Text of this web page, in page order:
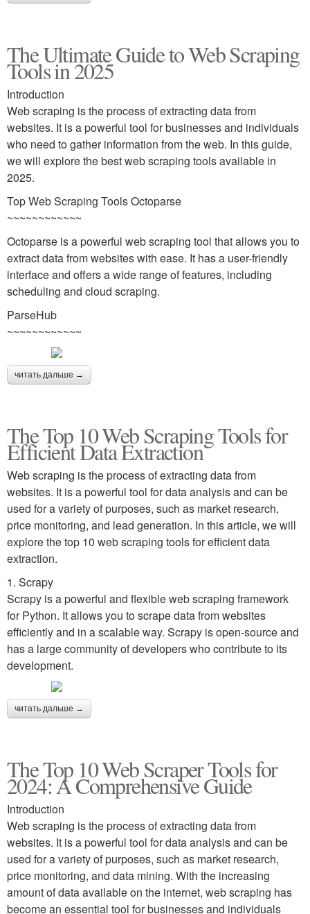
The Ultimate Guide to Web Scraping
Tools in 2025
Introduction
Web scraping is the process of extracting data from
websites. It is a powerful tool for businesses and individuals
who need to gather information from the web. In this guide,
we will explore the best web scraping tools available in
2025.
Top Web Scraping Tools Octoparse
~~~~~~~~~~~~
Octoparse is a powerful web scraping tool that allows you to
extract data from websites with ease. It has a user-friendly
interface and offers a wide range of features, including
scheduling and cloud scraping.
ParseHub
~~~~~~~~~~~~
читать дальше →
The Top 10 Web Scraping Tools for
Efficient Data Extraction
Web scraping is the process of extracting data from
websites. It is a powerful tool for data analysis and can be
used for a variety of purposes, such as market research,
price monitoring, and lead generation. In this article, we will
explore the top 10 web scraping tools for efficient data
extraction.
1. Scrapy
Scrapy is a powerful and flexible web scraping framework
for Python. It allows you to scrape data from websites
efficiently and in a scalable way. Scrapy is open-source and
has a large community of developers who contribute to its
development.
читать дальше →
The Top 10 Web Scraper Tools for
2024: A Comprehensive Guide
Introduction
Web scraping is the process of extracting data from
websites. It is a powerful tool for data analysis and can be
used for a variety of purposes, such as market research,
price monitoring, and data mining. With the increasing
amount of data available on the internet, web scraping has
become an essential tool for businesses and individuals